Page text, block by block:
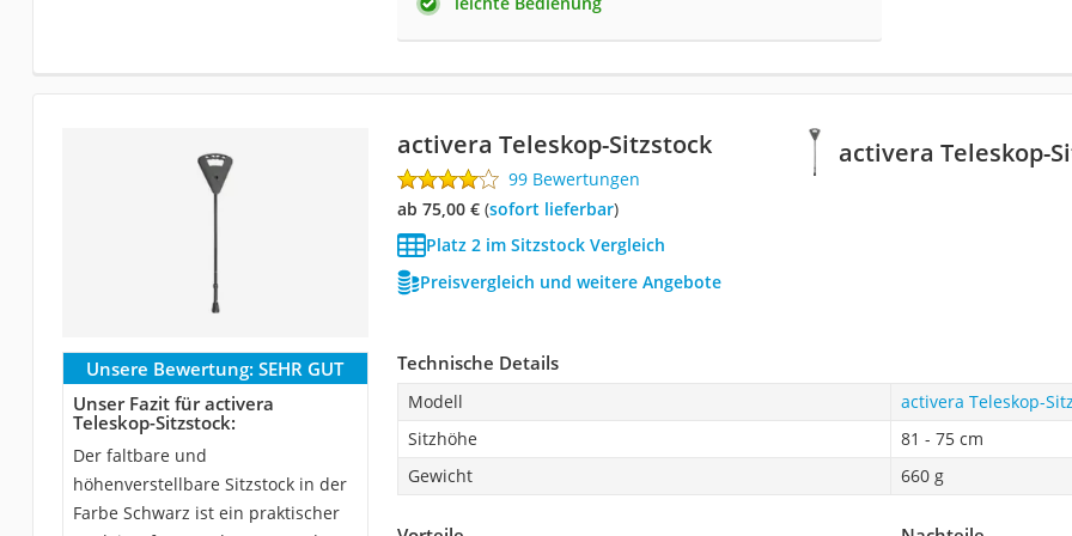
activera Teleskop-
activera Teleskop-Sitzstock
99 Bewertungen
ab 75,00 €( Sofort lieferbar)
Platz 2 im Sitzstock Vergleich
Preisvergleich und weitere Angebote
Unsere Bewertung: SEHR GUT
Unser Fazit für activera
Teleskop-Sitzstock:
Der faltbare und
höhenverstellbare Sitzstock in der
Farbe Schwarz ist ein praktischer
Technische Details
Modell
activera Teleskop-
Sitzhöhe
81 - 75 cm
Gewicht
660 g